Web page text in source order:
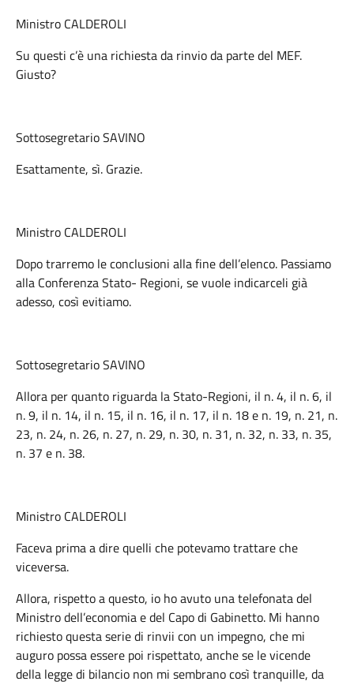
Ministro CALDEROLI
Su questi c’è una richiesta da rinvio da parte del MEF.
Giusto?
Sottosegretario SAVINO
Esattamente, sì. Grazie.
Ministro CALDEROLI
Dopo trarremo le conclusioni alla fine dell’elenco. Passiamo
alla Conferenza Stato- Regioni, se vuole indicarceli già
adesso, così evitiamo.
Sottosegretario SAVINO
Allora per quanto riguarda la Stato-Regioni, il n. 4, il n. 6, il
n. 9, il n. 14, il n. 15, il n. 16, il n. 17, il n. 18 e n. 19, n. 21, n.
23, n. 24, n. 26, n. 27, n. 29, n. 30, n. 31, n. 32, n. 33, n. 35,
n. 37 e n. 38.
Ministro CALDEROLI
Faceva prima a dire quelli che potevamo trattare che
viceversa.
Allora, rispetto a questo, io ho avuto una telefonata del
Ministro dell’economia e del Capo di Gabinetto. Mi hanno
richiesto questa serie di rinvii con un impegno, che mi
auguro possa essere poi rispettato, anche se le vicende
della legge di bilancio non mi sembrano così tranquille, da